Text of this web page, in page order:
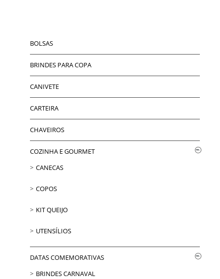
BOLSAS
BRINDES PARA COPA
CANIVETE
CARTEIRA
CHAVEIROS
COZINHA E GOURMET
CANECAS
COPOS
KIT QUEIJO
UTENSÍLIOS
DATAS COMEMORATIVAS
BRINDES CARNAVAL